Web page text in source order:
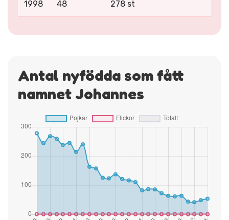
1998 48 278 st
Antal nyfödda som fått
namnet Johannes